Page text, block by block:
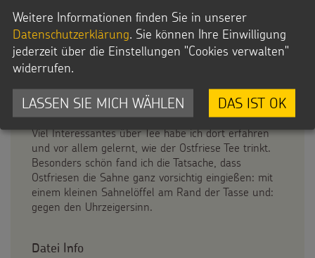
Erntedank bei einer Tasse Tee
(21.10.2025)
in Leer, in Ostfriesland – klar, wo der Ostfriesentee
seine Heimat hat.
Viel Interessantes über Tee habe ich dort erfahren
und vor allem gelernt, wie der Ostfriese Tee trinkt.
Besonders schön fand ich die Tatsache, dass
Ostfriesen die Sahne ganz vorsichtig eingießen: mit
einem kleinen Sahnelöffel am Rand der Tasse und:
gegen den Uhrzeigersinn.
Datei Info
Weitere Informationen finden Sie in unserer
Datenschutzerklärung. Sie können Ihre Einwilligung
jederzeit über die Einstellungen "Cookies verwalten"
widerrufen.
LASSEN SIE MICH WÄHLEN DAS IST OK